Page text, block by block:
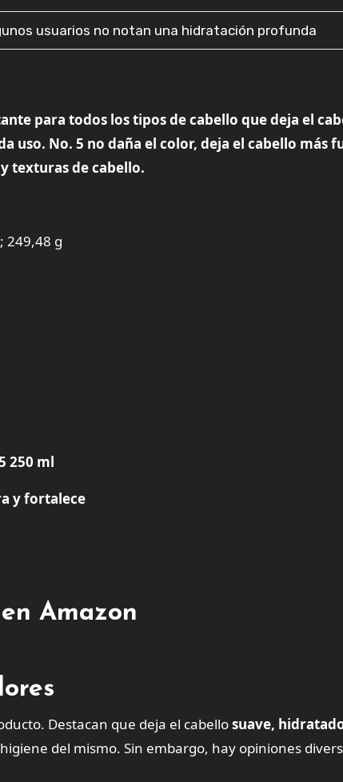
usuarios no notan una hidratación profunda
para todos los tipos de cabello que deja el
uso. No. 5 no daña el color, deja el cabello más
texturas de cabello.
249,48 g
250 ml
y fortalece
Amazon
Destacan que deja el cabellosuave,
del mismo. Sin embargo, hay opiniones